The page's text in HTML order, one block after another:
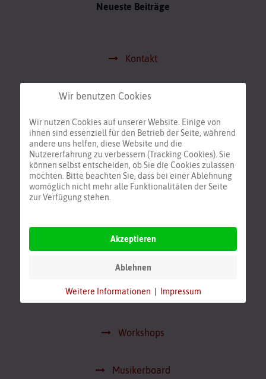
Neueste Beiträge
Kontakt
Singen lernen mit oder ohne Übungen
Hello Goodbye to Sinead O'Connor
Inspiration von Können und Nicht
Können
Workshops
Musikerboard
Wir benutzen Cookies
Wir nutzen Cookies auf unserer Website. Einige von
ihnen sind essenziell für den Betrieb der Seite, während
andere uns helfen, diese Website und die
Nutzererfahrung zu verbessern (Tracking Cookies). Sie
können selbst entscheiden, ob Sie die Cookies zulassen
möchten. Bitte beachten Sie, dass bei einer Ablehnung
womöglich nicht mehr alle Funktionalitäten der Seite
zur Verfügung stehen.
Akzeptieren
Ablehnen
Weitere Informationen Impressum